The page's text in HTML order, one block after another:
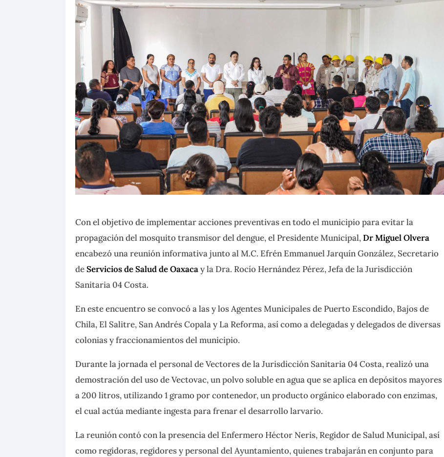
Con el objetivo de implementar acciones preventivas en todo el municipio para evitar la
propagación del mosquito transmisor del dengue, el Presidente Municipal,Dr Miguel Olvera
encabezó una reunión informativa junto al M.C. Efrén Emmanuel Jarquín González, Secretario
deServicios de Salud de Oaxacay la Dra. Rocío Hernández Pérez, Jefa de la Jurisdicción
Sanitaria 04 Costa.
En este encuentro se convocó a las y los Agentes Municipales de Puerto Escondido, Bajos de
Chila, El Salitre, San Andrés Copala y La Reforma, así como a delegadas y delegados de diversas
colonias y fraccionamientos del municipio.
Durante la jornada el personal de Vectores de la Jurisdicción Sanitaria 04 Costa, realizó una
demostración del uso de Vectovac, un polvo soluble en agua que se aplica en depósitos mayores
a 200 litros, utilizando 1 gramo por contenedor, un producto orgánico elaborado con enzimas,
el cual actúa mediante ingesta para frenar el desarrollo larvario.
La reunión contó con la presencia del Enfermero Héctor Neris, Regidor de Salud Municipal, así
como regidoras, regidores y personal del Ayuntamiento, quienes trabajarán en conjunto para